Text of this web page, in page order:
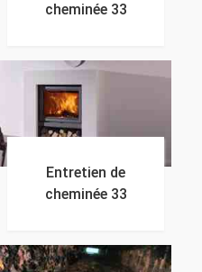
cheminée 33
Entretien de
cheminée 33